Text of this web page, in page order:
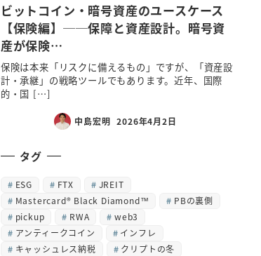
ビットコイン・暗号資産のユースケース
【保険編】──保障と資産設計。暗号資
産が保険…
保険は本来「リスクに備えるもの」ですが、「資産設
計・承継」の戦略ツールでもあります。近年、国際
的・国 […]
中島宏明 2026年4月2日
タグ
ESG FTX
JREIT
Mastercard® Black Diamond™
PBの裏側
pickup
RWA
web3
アンティークコイン
インフレ
キャッシュレス納税
クリプトの冬